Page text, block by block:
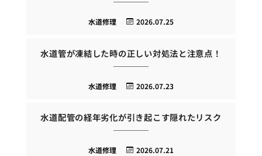
2026.07.25
水道修理
水道管が凍結した時の正しい対処法と注意点！
2026.07.23
水道修理
水道配管の経年劣化が引き起こす隠れたリスク
2026.07.21
水道修理